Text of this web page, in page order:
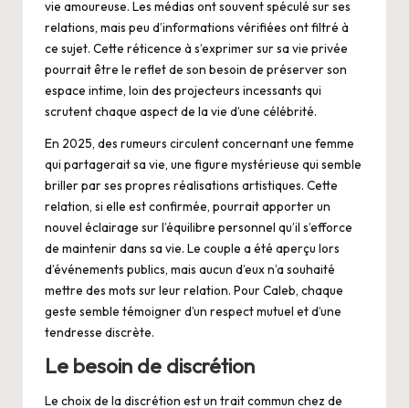
vie amoureuse. Les médias ont souvent spéculé sur ses
relations, mais peu d’informations vérifiées ont filtré à
ce sujet. Cette réticence à s’exprimer sur sa vie privée
pourrait être le reflet de son besoin de préserver son
espace intime, loin des projecteurs incessants qui
scrutent chaque aspect de la vie d’une célébrité.
En 2025, des rumeurs circulent concernant une femme
qui partagerait sa vie, une figure mystérieuse qui semble
briller par ses propres réalisations artistiques. Cette
relation, si elle est confirmée, pourrait apporter un
nouvel éclairage sur l’équilibre personnel qu’il s’efforce
de maintenir dans sa vie. Le couple a été aperçu lors
d’événements publics, mais aucun d’eux n’a souhaité
mettre des mots sur leur relation. Pour Caleb, chaque
geste semble témoigner d’un respect mutuel et d’une
tendresse discrète.
Le besoin de discrétion
Le choix de la discrétion est un trait commun chez de